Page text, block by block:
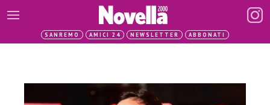
SANREMO AMICI 24 NEWSLETTER ABBONATI